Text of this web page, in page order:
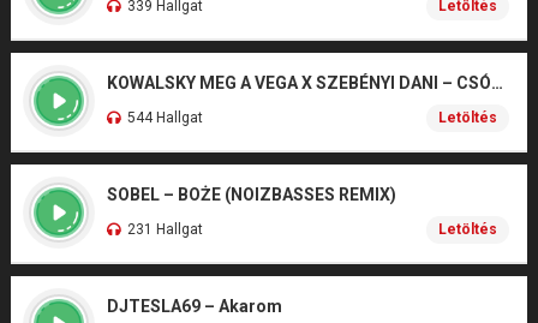
339 Hallgat Letöltés
KOWALSKY MEG A VEGA X SZEBÉNYI DANI – CSÓNAK
544 Hallgat Letöltés
SOBEL – BOŻE (NOIZBASSES REMIX)
231 Hallgat Letöltés
DJTESLA69 – Akarom